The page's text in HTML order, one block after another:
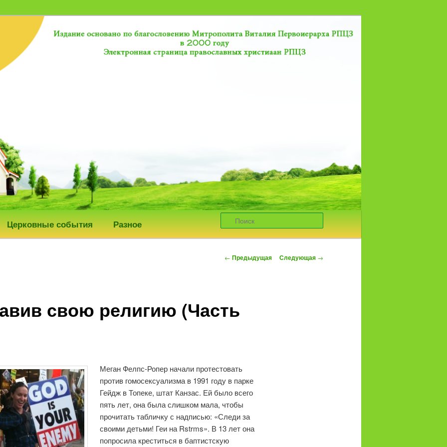
Церковные события Разное
Навигация
← Предыдущая Следующая →
свою религию (Часть
Меган Фелпс-Ропер начали протестовать
против гомосексуализма в 1991 году в парке
Гейдж в Топеке, штат Канзас. Ей было всего
пять лет, она была слишком мала, чтобы
прочитать табличку с надписью: «Следи за
своими детьми! Геи на Rstrms». В 13 лет она
попросила креститься в баптистскую